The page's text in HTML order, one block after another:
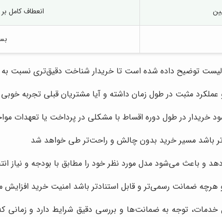
انعطاف کامل
لیست توضیح داده شده است تا خریدار شناخت دقیق‌تری نسبت به
مثبت در طول زمان داشته و آیا مشتریان قبلی تجربه خوبی
خریدار در طول دوره اقساط با مشکلی در پرداخت یا تعهدات
باشد مسیر خرید بدون چالش و راحت‌تر طی خواهد شد
و باعث می‌شود مدل مورد نظر خود را مطابق با بودجه و نیاز
ضمانت رسمی‌تر و قابل استنادتر باشد امنیت خرید افزایش
توجه به ضمانت‌ها و بررسی دقیق شرایط دارد و زمانی که